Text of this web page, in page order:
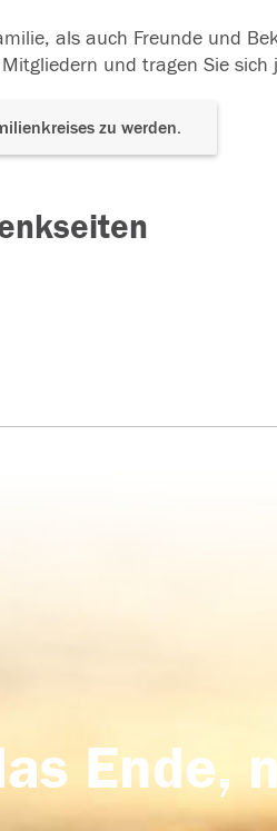
als auch Freunde und
und tragen Sie
zu werden.
Ende,